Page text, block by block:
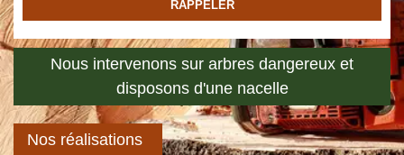
Nous intervenons sur arbres dangereux et
disposons d'une nacelle
Nos réalisations